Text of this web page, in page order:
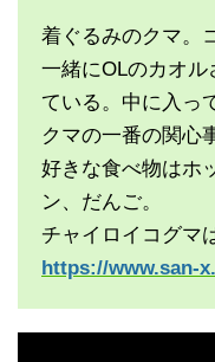
着ぐるみのクマ。
一緒にOLのカオ
ている。中に入っ
クマの一番の関心
好きな食べ物はホ
ン、だんご。
チャイロイコグマ
https://www.san-